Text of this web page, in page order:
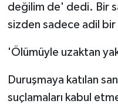
değilim de' dedi. Bir
sizden sadece adil
'Ölümüyle uzaktan
Duruşmaya katılan
suçlamaları kabul